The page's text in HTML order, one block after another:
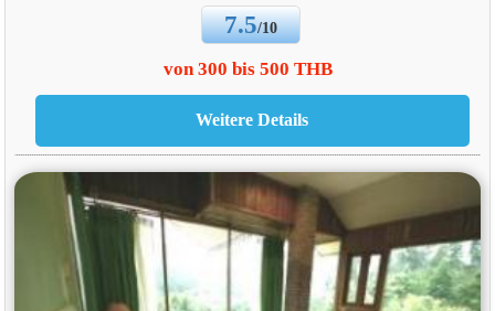
7.5/10
von 300 bis 500 THB